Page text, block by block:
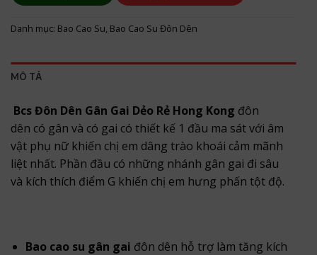
Danh mục: Bao Cao Su, Bao Cao Su Đôn Dên
MÔ TẢ
Bcs Đôn Dên Gân Gai Dẻo Rẻ Hong Kong đôn
dên có gân và có gai có thiết kế 1 đầu ma sát với âm
vật phụ nữ khiến chị em dâng trào khoái cảm mãnh
liệt nhất. Phần đầu có những nhánh gân gai đi sâu
và kích thích điểm G khiến chị em hưng phấn tột độ.
Bao cao su gân gai đôn dên hỗ trợ làm tăng kích